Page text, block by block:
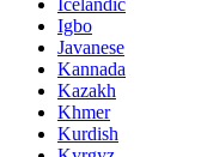
Icelandic
Igbo
Javanese
Kannada
Kazakh
Khmer
Kurdish